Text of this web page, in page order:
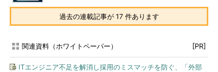
過去の連載記事が 17 件あります
関連資料（ホワイトペーパー） [PR]
ITエンジニア不足を解消し採用のミスマッチを防ぐ、「外部